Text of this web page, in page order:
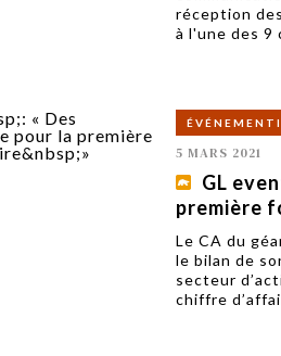
réception
à l'une des 9
5 MARS 2021
GL
première
Le CA du
le bilan de
secteur
chiffre